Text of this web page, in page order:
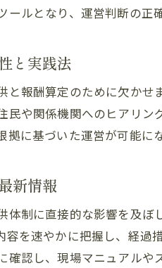
地域区分一覧表で
訪問介護に役
訪問介護の地
訪問介護事業
訪問介護の地
訪問介護に及
訪問介護と介
ルとなり、運営判断の正
と実践法
と報酬算定のために欠か
民や関係機関へのヒアリ
に基づいた運営が可能にな
新情報
体制に直接的な影響を及
を速やかに把握し、経
確認し、現場マニュアル